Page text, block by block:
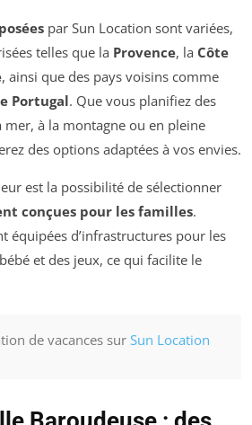
par Sun Location sont variées,
telles que la Provence, la Côte
, ainsi que des pays voisins comme
Portugal. Que vous planifiez des
mer, à la montagne ou en pleine
des options adaptées à vos envies.
est la possibilité de sélectionner
conçues pour les familles.
équipées d’infrastructures pour les
et des jeux, ce qui facilite le
de vacances sur Sun Location